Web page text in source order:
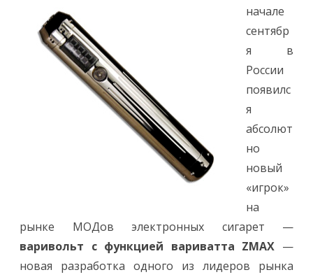
начале
сентябр
я в
России
появилс
я
абсолют
но
новый
«игрок»
на
рынке МОДов электронных сигарет —
варивольт с функцией вариватта ZMAX —
новая разработка одного из лидеров рынка